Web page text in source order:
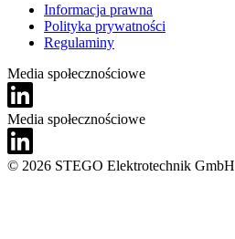
Informacja prawna
Polityka prywatności
Regulaminy
Media społecznościowe
Media społecznościowe
© 2026 STEGO Elektrotechnik GmbH